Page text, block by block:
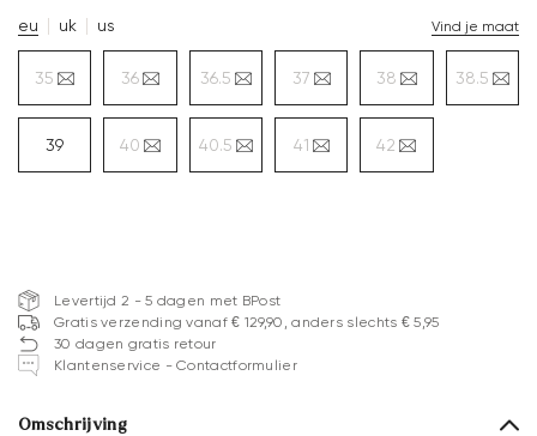
eu uk us Vind je maat
35 36 36.5 37 38 38.5
39 40 40.5 41 42
Levertijd 2 - 5 dagen met BPost
Gratis verzending vanaf € 129,90, anders slechts € 5,95
30 dagen gratis retour
Klantenservice - Contactformulier
Omschrijving